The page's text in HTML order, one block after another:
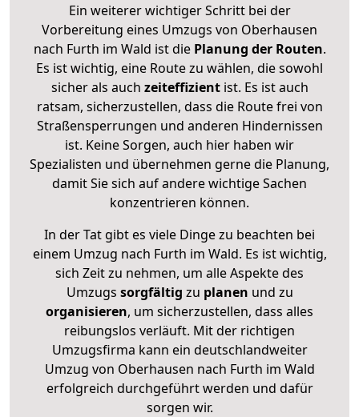
Ein weiterer wichtiger Schritt bei der
Vorbereitung eines Umzugs von Oberhausen
nach Furth im Wald ist diePlanung der Routen.
Es ist wichtig, eine Route zu wählen, die sowohl
sicher als auch zeiteffizientist. Es ist auch
ratsam, sicherzustellen, dass die Route frei von
Straßensperrungen und anderen Hindernissen
ist. Keine Sorgen, auch hier haben wir
Spezialisten und übernehmen gerne die Planung,
damit Sie sich auf andere wichtige Sachen
konzentrieren können.
In der Tat gibt es viele Dinge zu beachten bei
einem Umzug nach Furth im Wald. Es ist wichtig,
sich Zeit zu nehmen, um alle Aspekte des
Umzugs sorgfältig zu planen und zu
organisieren, um sicherzustellen, dass alles
reibungslos verläuft. Mit der richtigen
Umzugsfirma kann ein deutschlandweiter
Umzug von Oberhausen nach Furth im Wald
erfolgreich durchgeführt werden und dafür
sorgen wir.